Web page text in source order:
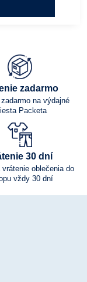
zadarmo
na výdajné
Packeta
30 dní
oblečenia do
vždy 30 dní